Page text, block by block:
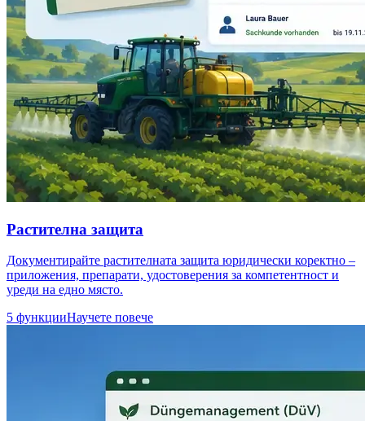
Растителна защита
Документирайте растителната защита юридически коректно –
приложения, препарати, удостоверения за компетентност и
уреди на едно място.
5 функцииНаучете повече